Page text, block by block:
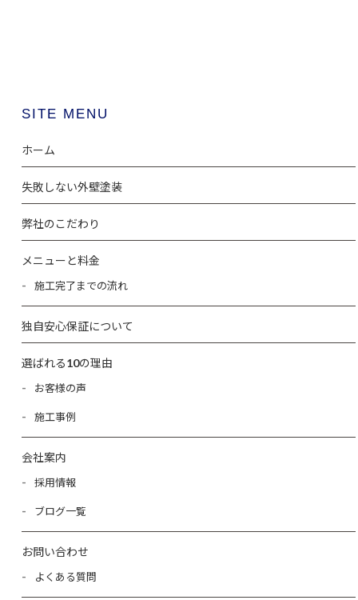
SITE MENU
ホーム
失敗しない外壁塗装
弊社のこだわり
メニューと料金
施工完了までの流れ
独自安心保証について
選ばれる10の理由
お客様の声
施工事例
会社案内
採用情報
ブログ一覧
お問い合わせ
よくある質問